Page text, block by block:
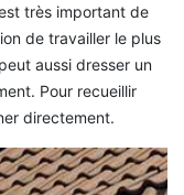
très important de
de travailler le plus
aussi dresser un
Pour recueillir
directement.